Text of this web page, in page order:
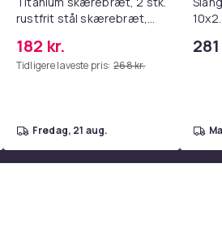
／4K 3840X2160
rustfrit stål skærebræt,
skærebræt
182 kr.
Tidligere laveste pris: 268 kr.
fredag, 21 aug.
/ R3